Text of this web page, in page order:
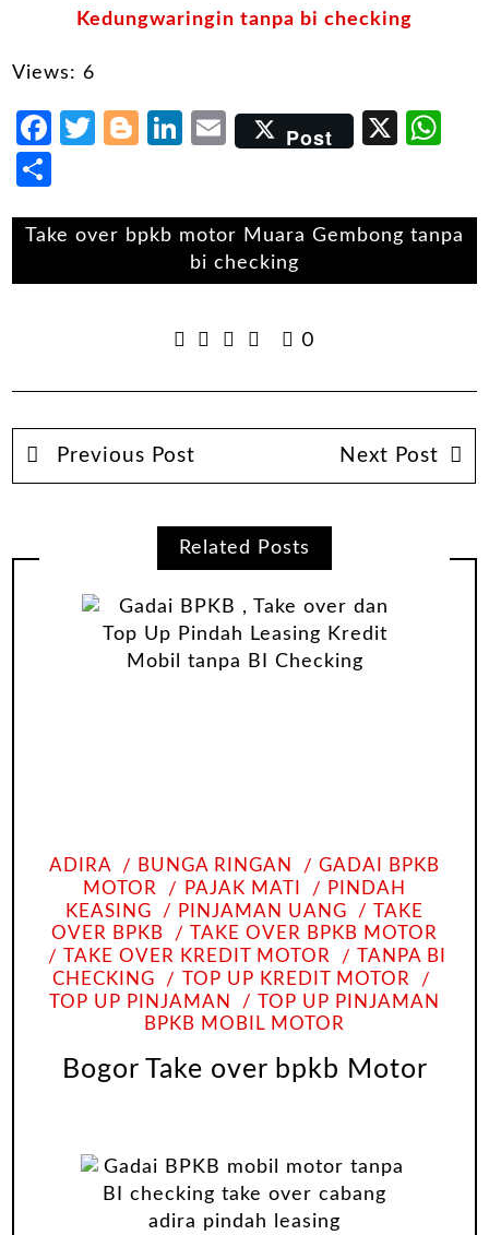
Kedungwaringin tanpa bi checking
Views: 6
Facebook
Twitter
Blogger
LinkedIn
Email
Post X
Take over bpkb motor Muara Gembong tanpa
bi checking
0
Previous Post Next Post
Related Posts
ADIRA BUNGA RINGAN
GADAI BPKB
MOTOR
PAJAK MATI
PINDAH
KEASING
PINJAMAN UANG
TAKE
OVER BPKB
TAKE OVER BPKB MOTOR
TAKE OVER KREDIT MOTOR
TANPA BI
CHECKING
TOP UP KREDIT MOTOR
TOP UP PINJAMAN
TOP UP PINJAMAN
BPKB MOBIL MOTOR
Bogor Take over bpkb Motor